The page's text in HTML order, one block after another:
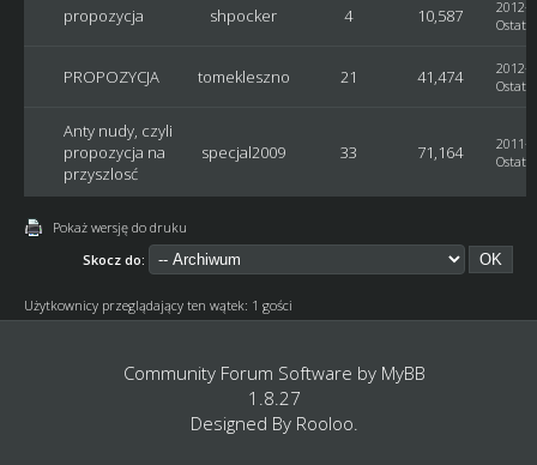
propozycja shpocker 4 10,587
2012-
PROPOZYCJA tomekleszno 21 41,474
2012-
Anty nudy, czyli
propozycja na
przyszlosć
specjal2009 33 71,164
2011-
Pokaż wersję do druku
Skocz do:
Użytkownicy przeglądający ten wątek: 1 gości
Community Forum Software by MyBB
1.8.27
Designed By Rooloo